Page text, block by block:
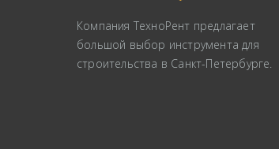
Компания ТехноРент предлагает
большой выбор инструмента для
строительства в Санкт-Петербурге.